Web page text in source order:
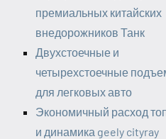
премиальных китайских
внедорожников Танк
Двухстоечные и
четырехстоечные
для легковых авто
Экономичный расход
и динамика geely cityray